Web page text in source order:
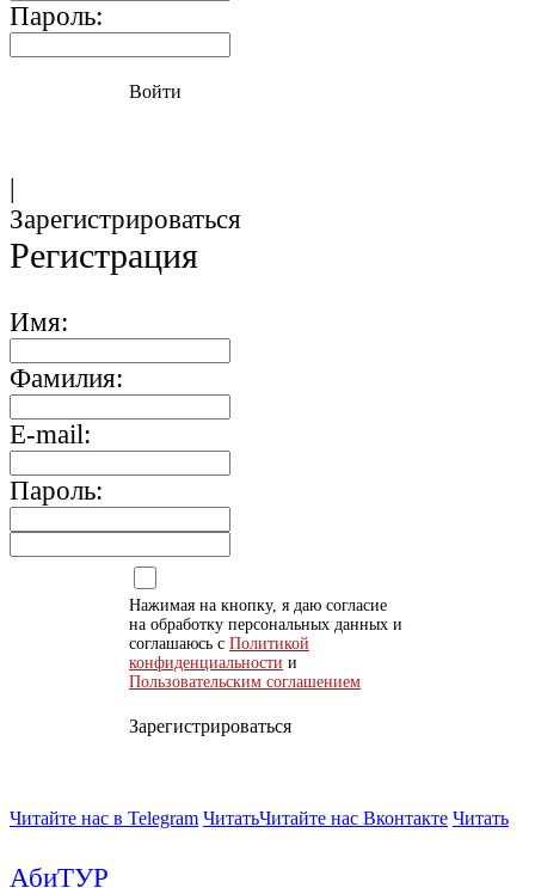
Пароль:
Войти
|
Зарегистрироваться
Регистрация
Имя:
Фамилия:
E-mail:
Пароль:
Нажимая на кнопку, я даю согласие
на обработку персональных данных и
соглашаюсь с Политикой
конфиденциальности и
Пользовательским соглашением
Зарегистрироваться
Читайте нас в Telegram ЧитатьЧитайте нас Вконтакте Читать
АбиТУР